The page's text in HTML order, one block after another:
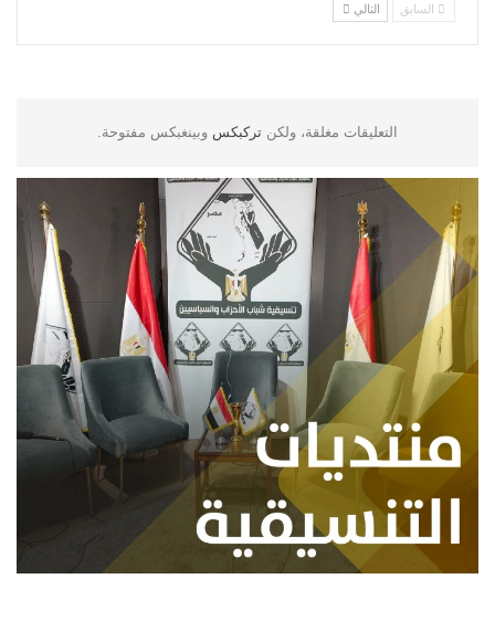
السابق التالي
التعليقات مغلقة، ولكن تركبكس وبينغبكس مفتوحة.